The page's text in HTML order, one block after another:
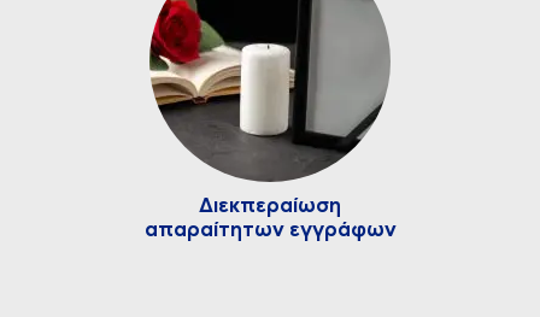
Διεκπεραίωση
απαραίτητων εγγράφων